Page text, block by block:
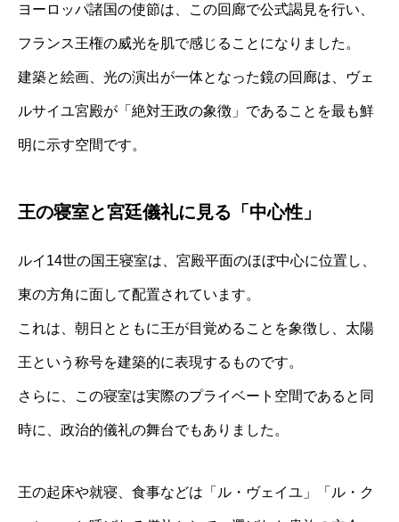
ヨーロッパ諸国の使節は、この回廊で公式謁見を行い、
フランス王権の威光を肌で感じることになりました。
建築と絵画、光の演出が一体となった鏡の回廊は、ヴェ
ルサイユ宮殿が「絶対王政の象徴」であることを最も鮮
明に示す空間です。
王の寝室と宮廷儀礼に見る「中心性」
ルイ14世の国王寝室は、宮殿平面のほぼ中心に位置し、
東の方角に面して配置されています。
これは、朝日とともに王が目覚めることを象徴し、太陽
王という称号を建築的に表現するものです。
さらに、この寝室は実際のプライベート空間であると同
時に、政治的儀礼の舞台でもありました。
王の起床や就寝、食事などは「ル・ヴェイユ」「ル・ク